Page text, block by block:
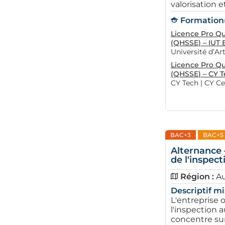
valorisation
Licence Pro
(QHSSE) –
Université
Licence Pro
(QHSSE) – CY
CY Tech | CY
BAC+3 BAC+5
Alternance
de
Région :
Descriptif
L'entreprise
l'inspection
concentre